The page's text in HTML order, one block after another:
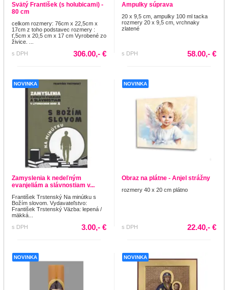
Svätý František (s holubicami) -
80 cm
celkom rozmery: 76cm x 22,5cm x
17cm z toho podstavec rozmery :
ť,5cm x 20,5 cm x 17 cm Vyrobené zo
živice. ...
s DPH
306.00,- €
Ampulky súprava
20 x 9,5 cm, ampulky 100 ml tacka
rozmery 20 x 9,5 cm, vrchnaky
zlatené
s DPH 58.00,- €
NOVINKA
Zamyslenia k nedeľným
evanjeliám a slávnostiam v...
František Trstenský Na minútku s
Božím slovom. Vydavateľstvo:
František Trstenský Väzba: lepená /
mäkká...
s DPH
3.00,- €
NOVINKA
Obraz na plátne - Anjel strážny
rozmery 40 x 20 cm plátno
s DPH 22.40,- €
NOVINKA NOVINKA